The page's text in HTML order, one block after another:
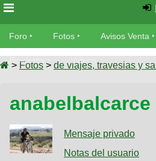
Foro
Foro
MecÃ¡nica
Fotos
SUBÃ
Galeria
Avisos
Ventas
SUBÃ
BicicleterÃ­
Foro Fotos Avisos Venta
Bicicletas Videos
> Fotos > de viajes, travesias y
anabelbalcarce
Mensaje privado
Notas del usuario